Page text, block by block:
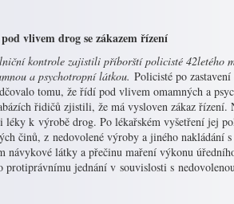
vlivem drog se zákazem řízení
kontrole zajistili příborští policisté 42letého
a psychotropní látkou. Policisté po
tomu, že řídí pod vlivem omamných a
řidičů zjistili, že má vysloven zákaz
léky k výrobě drog. Po lékařském vyšetření jej
činů, z nedovolené výroby a jiného
návykové látky a přečinu maření výkonu
protiprávnímu jednání v souvislosti s